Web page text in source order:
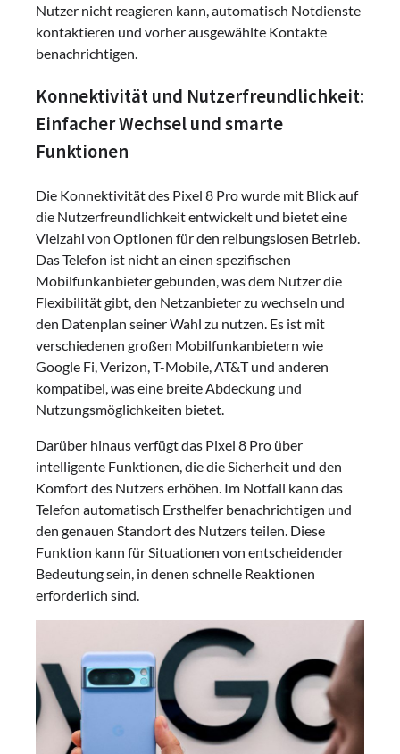
Nutzer nicht reagieren kann, automatisch Notdienste
kontaktieren und vorher ausgewählte Kontakte
benachrichtigen.
Konnektivität und Nutzerfreundlichkeit:
Einfacher Wechsel und smarte
Funktionen
Die Konnektivität des Pixel 8 Pro wurde mit Blick auf
die Nutzerfreundlichkeit entwickelt und bietet eine
Vielzahl von Optionen für den reibungslosen Betrieb.
Das Telefon ist nicht an einen spezifischen
Mobilfunkanbieter gebunden, was dem Nutzer die
Flexibilität gibt, den Netzanbieter zu wechseln und
den Datenplan seiner Wahl zu nutzen. Es ist mit
verschiedenen großen Mobilfunkanbietern wie
Google Fi, Verizon, T-Mobile, AT&T und anderen
kompatibel, was eine breite Abdeckung und
Nutzungsmöglichkeiten bietet.
Darüber hinaus verfügt das Pixel 8 Pro über
intelligente Funktionen, die die Sicherheit und den
Komfort des Nutzers erhöhen. Im Notfall kann das
Telefon automatisch Ersthelfer benachrichtigen und
den genauen Standort des Nutzers teilen. Diese
Funktion kann für Situationen von entscheidender
Bedeutung sein, in denen schnelle Reaktionen
erforderlich sind.